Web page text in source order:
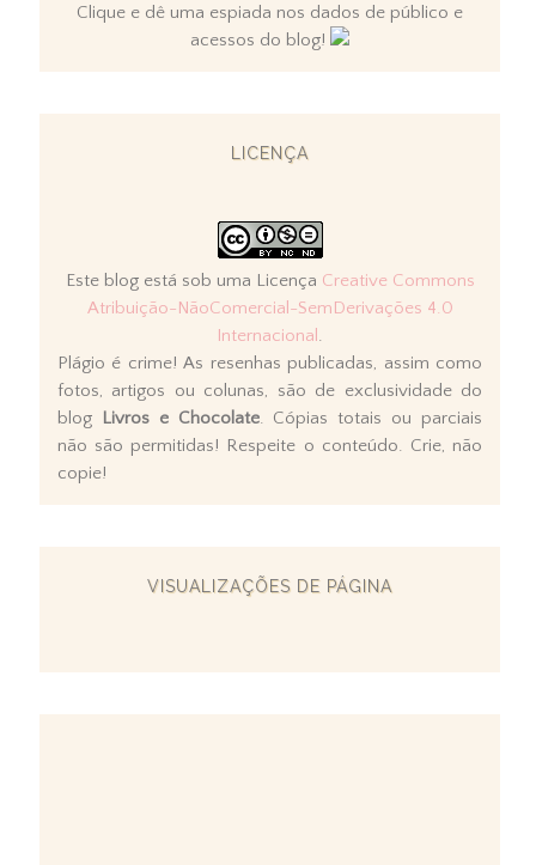
Clique e dê uma espiada nos dados de público e
acessos do blog!
LICENÇA
Este blog está sob uma Licença Creative Commons
Atribuição-NãoComercial-SemDerivações 4.0
Internacional .
Plágio é crime! As resenhas publicadas, assim como
fotos, artigos ou colunas, são de exclusividade do
blog Livros e Chocolate. Cópias totais ou parciais
não são permitidas! Respeite o conteúdo. Crie, não
copie!
VISUALIZAÇÕES DE PÁGINA